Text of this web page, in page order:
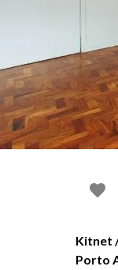
Kitnet
Porto